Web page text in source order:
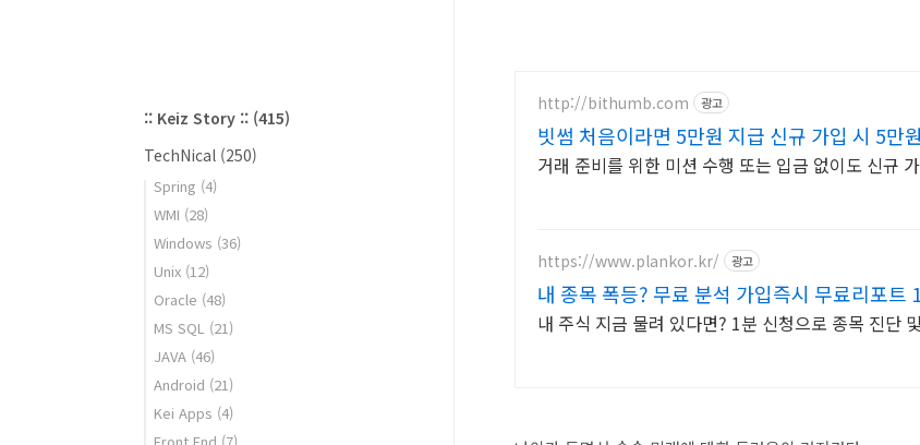
http://bithumb.com 광고
빗썸 처음이라면 5만원 지급 신규 가입 시 5만
거래 준비를 위한 미션 수행 또는 입금 없이도 신규
https://www.plankor.kr/ 광고
내 종목 폭등? 무료 분석 가입즉시 무료리포트
내 주식 지금 물려 있다면? 1분 신청으로 종목 진단
:: Keiz Story :: (415)
TechNical (250)
Spring (4)
WMI (28)
Windows (36)
Unix (12)
Oracle (48)
MS SQL (21)
JAVA (46)
Android (21)
Kei Apps (4)